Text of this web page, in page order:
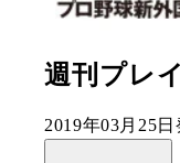
週刊プレ
2019年03月25日